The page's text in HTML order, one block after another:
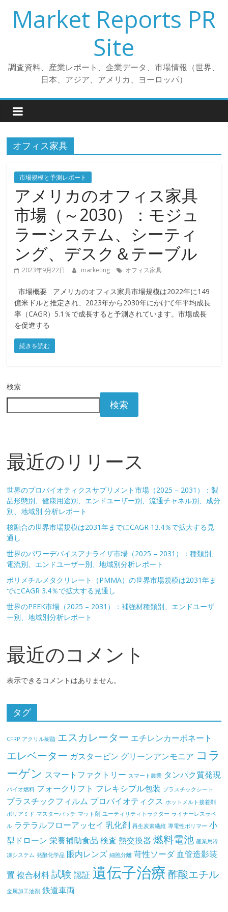
プ
Market Reports PR
Site
調査資料、産業レポート、企業データ、市場情報（世界、
日本、アジア、アメリカ、ヨーロッパ）
オフィス家具
市場規模と予測レポート
アメリカのオフィス家具
市場（～2030）：モジュ
ラーシステム、シーティ
ング、デスク＆テーブル
2023年9月22日 marketing オフィス家具
市場概要 アメリカのオフィス家具市場規模は2022年に149
億米ドルと推定され、2023年から2030年にかけて年平均成長
率（CAGR）5.1％で成長すると予測されています。市場成長
を促進する
続きを読む
検索
検索
最近のリリース
世界のプロバイオティクスサプリメント市場（2025 – 2031）：製
品形態別、健康用途別、エンドユーザー別、流通チャネル別、成分
別、地域別 分析レポート
核融合の世界市場規模は2031年までにCAGR 13.4％で拡大する見
通し
世界のパワーデバイスアナライザ市場（2025 – 2031）：種類別、
電流別、エンドユーザー別、地域別分析レポート
ポリメチルメタクリレート（PMMA）の世界市場規模は2031年ま
でにCAGR 3.4％で拡大する見通し
世界のPEEK市場（2025 – 2031）：補強材種類別、エンドユーザ
ー別、地域別分析レポート
最近のコメント
表示できるコメントはありません。
タグ
CFRP アクリル樹脂 エスカレーター エチレンカーボネート
エレベーター ガスタービン グリーンアンモニア コラ
ーゲン スマートファクトリー スマート農業 タンパク質発現
バイオ燃料 フォークリフト フレキシブル包装 プラスチックシート
プラスチックフィルム プロバイオティクス ホットメルト接着剤
ポリアミド マスターバッチ マット剤 ユーティリティトラクター ライナーレスラベ
ル ラテラルフローアッセイ 乳化剤 再生炭素繊維 導電性ポリマー 小
型ドローン 栄養補助食品 検査 熱交換器 燃料電池 産業用冷
凍システム 発酵化学品 眼内レンズ 細胞分離 苛性ソーダ 血管造影装
置 複合材料 試験 認証 遺伝子治療 酢酸エチル
金属加工油剤 鉄道車両